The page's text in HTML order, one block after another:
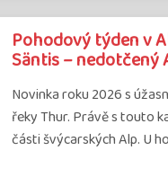
Pohodový týden v
Säntis – nedotčený
Novinka roku 2026 s
řeky Thur. Právě s touto
části švýcarských Alp. U